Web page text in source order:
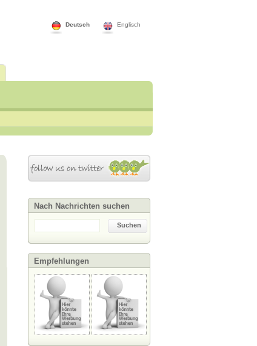
Englisch
Deutsch
Nach Nachrichten suchen
Suchen
Empfehlungen